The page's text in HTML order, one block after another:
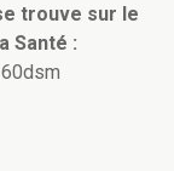
trouve sur le
Santé :